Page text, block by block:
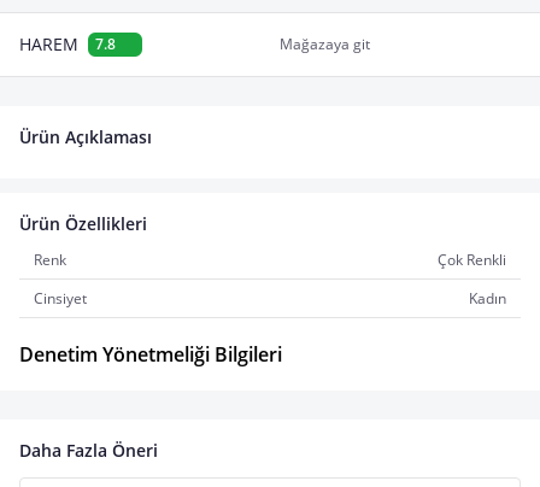
HAREM 7.8 Mağazaya git
Ürün Açıklaması
Ürün Özellikleri
Renk
Çok Renkli
Cinsiyet
Kadın
Denetim Yönetmeliği Bilgileri
Daha Fazla Öneri